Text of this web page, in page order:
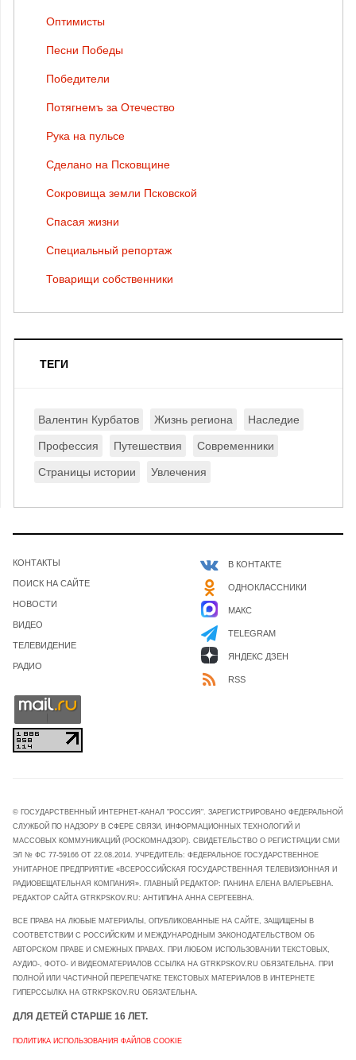
Оптимисты
Песни Победы
Победители
Потягнемъ за Отечество
Рука на пульсе
Сделано на Псковщине
Сокровища земли Псковской
Спасая жизни
Специальный репортаж
Товарищи собственники
ТЕГИ
Валентин Курбатов Жизнь региона Наследие
Профессия Путешествия Современники
Страницы истории Увлечения
КОНТАКТЫ
ПОИСК НА САЙТЕ
НОВОСТИ
ВИДЕО
ТЕЛЕВИДЕНИЕ
РАДИО
В КОНТАКТЕ
ОДНОКЛАССНИКИ
МАКС
TELEGRAM
ЯНДЕКС ДЗЕН
RSS
© ГОСУДАРСТВЕННЫЙ ИНТЕРНЕТ-КАНАЛ "РОССИЯ". ЗАРЕГИСТРИРОВАНО ФЕДЕРАЛЬНОЙ
СЛУЖБОЙ ПО НАДЗОРУ В СФЕРЕ СВЯЗИ, ИНФОРМАЦИОННЫХ ТЕХНОЛОГИЙ И
МАССОВЫХ КОММУНИКАЦИЙ (РОСКОМНАДЗОР). СВИДЕТЕЛЬСТВО О РЕГИСТРАЦИИ СМИ
ЭЛ № ФС 77-59166 ОТ 22.08.2014. УЧРЕДИТЕЛЬ: ФЕДЕРАЛЬНОЕ ГОСУДАРСТВЕННОЕ
УНИТАРНОЕ ПРЕДПРИЯТИЕ «ВСЕРОССИЙСКАЯ ГОСУДАРСТВЕННАЯ ТЕЛЕВИЗИОННАЯ И
РАДИОВЕЩАТЕЛЬНАЯ КОМПАНИЯ». ГЛАВНЫЙ РЕДАКТОР: ПАНИНА ЕЛЕНА ВАЛЕРЬЕВНА.
РЕДАКТОР САЙТА GTRKPSKOV.RU: АНТИПИНА АННА СЕРГЕЕВНА.
ВСЕ ПРАВА НА ЛЮБЫЕ МАТЕРИАЛЫ, ОПУБЛИКОВАННЫЕ НА САЙТЕ, ЗАЩИЩЕНЫ В
СООТВЕТСТВИИ С РОССИЙСКИМ И МЕЖДУНАРОДНЫМ ЗАКОНОДАТЕЛЬСТВОМ ОБ
АВТОРСКОМ ПРАВЕ И СМЕЖНЫХ ПРАВАХ. ПРИ ЛЮБОМ ИСПОЛЬЗОВАНИИ ТЕКСТОВЫХ,
АУДИО-, ФОТО- И ВИДЕОМАТЕРИАЛОВ ССЫЛКА НА GTRKPSKOV.RU ОБЯЗАТЕЛЬНА. ПРИ
ПОЛНОЙ ИЛИ ЧАСТИЧНОЙ ПЕРЕПЕЧАТКЕ ТЕКСТОВЫХ МАТЕРИАЛОВ В ИНТЕРНЕТЕ
ГИПЕРССЫЛКА НА GTRKPSKOV.RU ОБЯЗАТЕЛЬНА.
ДЛЯ ДЕТЕЙ СТАРШЕ 16 ЛЕТ.
ПОЛИТИКА ИСПОЛЬЗОВАНИЯ ФАЙЛОВ COOKIE